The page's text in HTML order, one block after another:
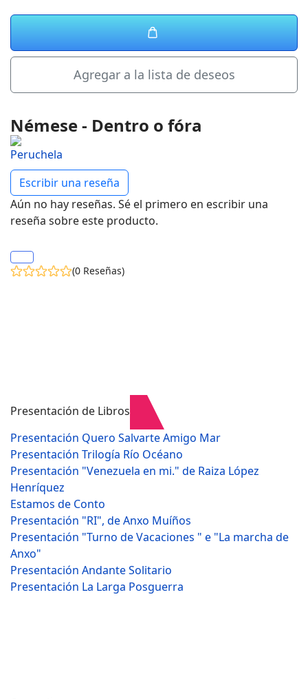
Agregar a la lista de deseos
Némese - Dentro o fóra
Escribir una reseña
Aún no hay reseñas. Sé el primero en escribir una
reseña sobre este producto.
(0 Reseñas)
Presentación de Libros
Presentación Quero Salvarte Amigo Mar
Presentación Trilogía Río Océano
Presentación "Venezuela en mi." de Raiza López
Henríquez
Estamos de Conto
Presentación "RI", de Anxo Muíños
Presentación "Turno de Vacaciones " e "La marcha de
Anxo"
Presentación Andante Solitario
Presentación La Larga Posguerra